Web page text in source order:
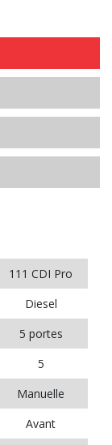
111 CDI Pro
Diesel
5 portes
5
Manuelle
Avant